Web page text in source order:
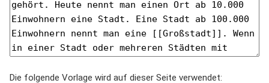
Die folgende Vorlage wird auf dieser Seite verwendet: